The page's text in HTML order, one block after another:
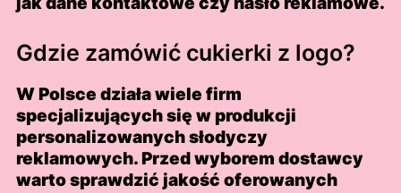
Gdzie zamówić cukierki z logo?
W Polsce działa wiele firm
specjalizujących się w produkcji
personalizowanych słodyczy
reklamowych. Przed wyborem dostawcy
warto sprawdzić jakość oferowanych